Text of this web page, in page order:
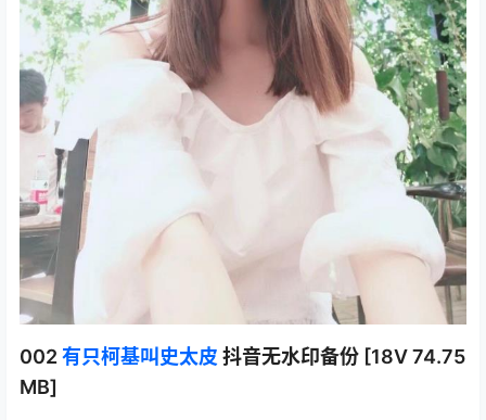
002有只柯基叫史太皮 抖音无水印备份 [18V 74.75
MB]